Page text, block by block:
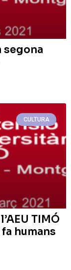
CULTURA
TIMÓ
humans